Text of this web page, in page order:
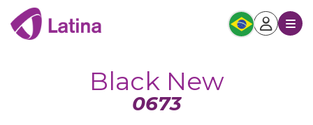
Black New
0673